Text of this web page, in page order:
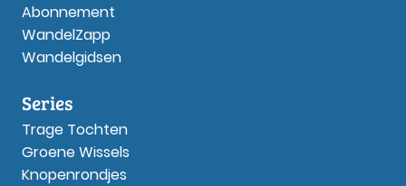
Abonnement
WandelZapp
Wandelgidsen
Series
Trage Tochten
Groene Wissels
Knopenrondjes